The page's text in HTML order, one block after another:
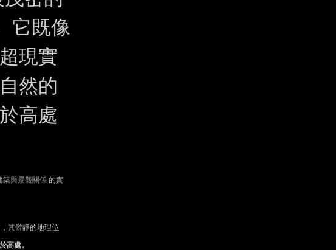
它既像
現實
然的
高處
築與景觀關係 的實
其僻靜的地理位
高處。